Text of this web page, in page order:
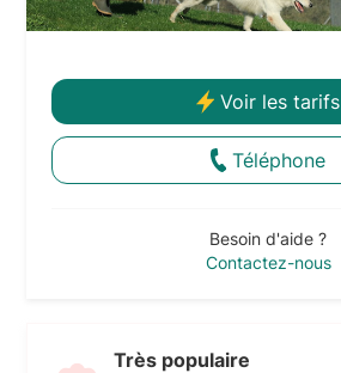
Voir les tarifs
Téléphone
Besoin d'aide ?
Contactez-nous
Très populaire